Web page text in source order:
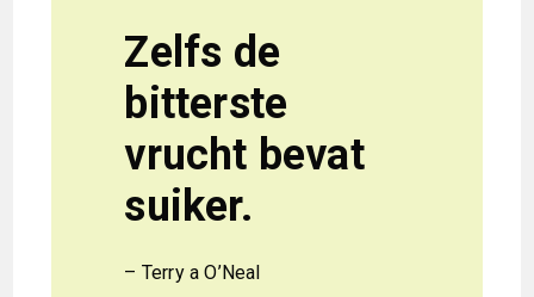
Zelfs de
bitterste
vrucht bevat
suiker.
– Terry a O’Neal